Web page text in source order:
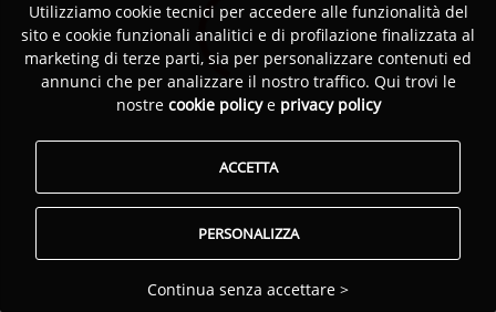
Utilizziamo cookie tecnici per accedere alle funzionalità del
sito e cookie funzionali analitici e di profilazione finalizzata al
marketing di terze parti, sia per personalizzare contenuti ed
annunci che per analizzare il nostro traffico. Qui trovi le
nostre cookie policye privacy policy
ACCETTA
PERSONALIZZA
Continua senza accettare >